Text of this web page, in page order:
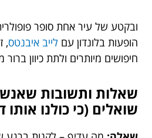
ובקטע של עיר אחת סופר
הופעות בלונדון עם לייב איבנטס,
חיפושים מיותרים ולתת כיוון ברור
שאלות ותשובות
שואלים (כי כולנו אותו